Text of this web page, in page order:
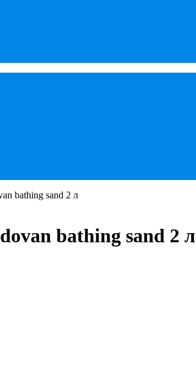
bathing sand 2 л
bathing sand 2 л